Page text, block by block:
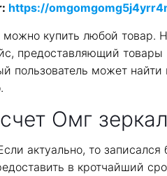
https://
можно купить любой
предоставляющий
пользователь может
Омг
актуально, то
в кротчайший